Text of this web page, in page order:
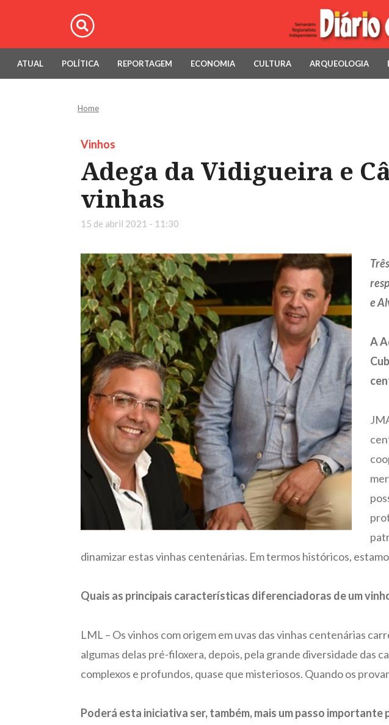
ATUAL POLÍTICA REPORTAGEM ECONOMIA CULTURA ARQUEOLOGIA
Home
Vinhos
Adega da Vidigueira e
vinhas
15 de abril 2021 - 11:30
e
A
dinamizar estas vinhas centenárias. Em termos históricos,
Quais as principais características diferenciadoras de um
LML – Os vinhos com origem em uvas das vinhas centenárias
algumas delas pré-filoxera, depois, pela grande diversidade das
complexos e profundos, quase que misteriosos. Quando os
Poderá esta iniciativa ser, também, mais um passo